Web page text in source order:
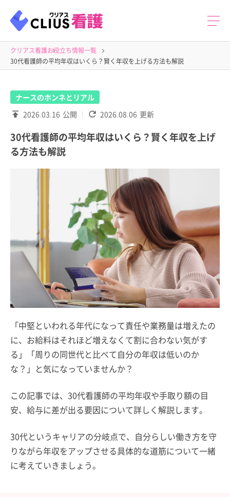
クリアス看護お役立ち情報一覧
30代看護師の平均年収はいくら？賢く年収を上げる方法も解説
ナースのホンネとリアル
2026.03.16 公開 2026.08.06 更新
30代看護師の平均年収はいくら？賢く年収を上げ
る方法も解説
「中堅といわれる年代になって責任や業務量は増えたの
に、お給料はそれほど増えなくて割に合わない気がす
る」「周りの同世代と比べて自分の年収は低いのか
な？」と気になっていませんか？
この記事では、30代看護師の平均年収や手取り額の目
安、給与に差が出る要因について詳しく解説します。
30代というキャリアの分岐点で、自分らしい働き方を守
りながら年収をアップさせる具体的な道筋について一緒
に考えていきましょう。